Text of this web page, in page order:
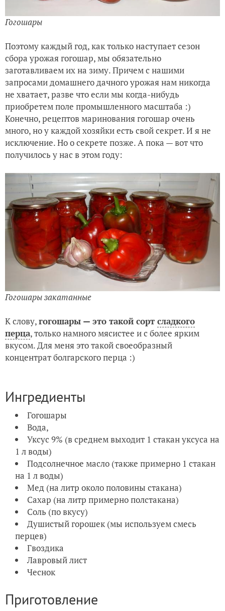
Гогошары
Поэтому каждый год, как только наступает сезон
сбора урожая гогошар, мы обязательно
заготавливаем их на зиму. Причем с нашими
запросами домашнего дачного урожая нам никогда
не хватает, разве что если мы когда-нибудь
приобретем поле промышленного масштаба :)
Конечно, рецептов маринования гогошар очень
много, но у каждой хозяйки есть свой секрет. И я не
исключение. Но о секрете позже. А пока — вот что
получилось у нас в этом году:
Гогошары закатанные
К слову,гогошары — это такой сорт сладкого
перца, только намного мясистее и с более ярким
вкусом. Для меня это такой своеобразный
концентрат болгарского перца :)
Ингредиенты
Гогошары
Вода,
Уксус 9% (в среднем выходит 1 стакан уксуса на
1 л воды)
Подсолнечное масло (также примерно 1 стакан
на 1 л воды)
Мед (на литр около половины стакана)
Сахар (на литр примерно полстакана)
Соль (по вкусу)
Душистый горошек (мы используем смесь
перцев)
Гвоздика
Лавровый лист
Чеснок
Приготовление